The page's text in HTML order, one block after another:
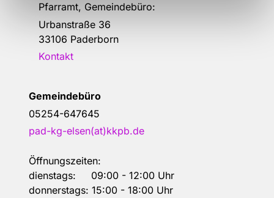
Pfarramt, Gemeindebüro:
Urbanstraße 36
33106 Paderborn
Kontakt
Gemeindebüro
05254-647645
pad-kg-elsen(at)kkpb.de
Öffnungszeiten:
dienstags: 09:00 - 12:00 Uhr
donnerstags: 15:00 - 18:00 Uhr